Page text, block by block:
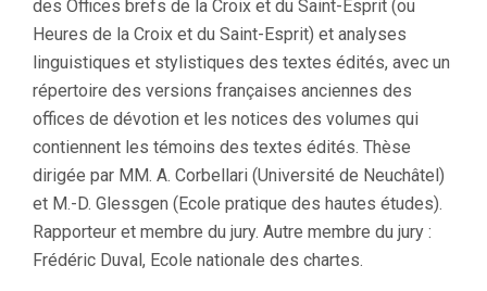
des Offices brefs de la Croix et du Saint-Esprit (ou
Heures de la Croix et du Saint-Esprit) et analyses
linguistiques et stylistiques des textes édités, avec un
répertoire des versions françaises anciennes des
offices de dévotion et les notices des volumes qui
contiennent les témoins des textes édités. Thèse
dirigée par MM. A. Corbellari (Université de Neuchâtel)
et M.-D. Glessgen (Ecole pratique des hautes études).
Rapporteur et membre du jury. Autre membre du jury :
Frédéric Duval, Ecole nationale des chartes.